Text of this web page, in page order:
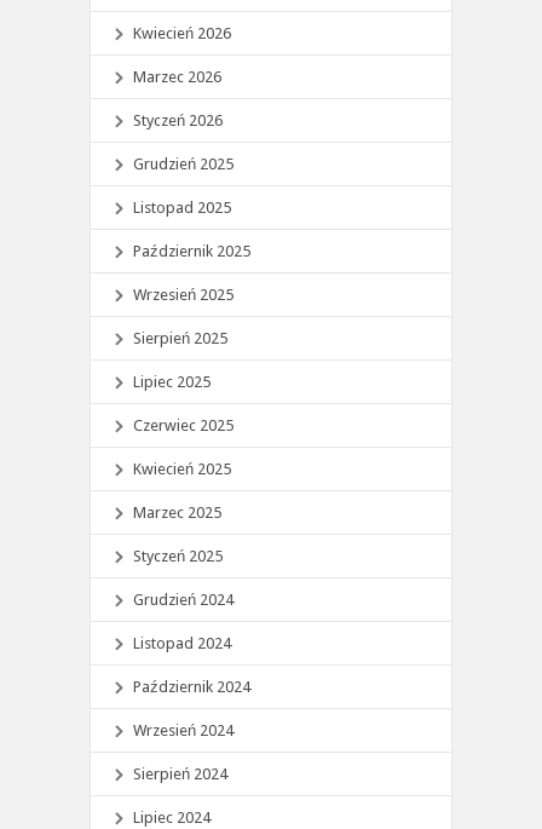
Kwiecień 2026
Marzec 2026
Styczeń 2026
Grudzień 2025
Listopad 2025
Październik 2025
Wrzesień 2025
Sierpień 2025
Lipiec 2025
Czerwiec 2025
Kwiecień 2025
Marzec 2025
Styczeń 2025
Grudzień 2024
Listopad 2024
Październik 2024
Wrzesień 2024
Sierpień 2024
Lipiec 2024